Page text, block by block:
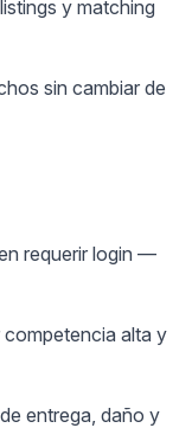
y matching
sin cambiar de
requerir login —
alta y
entrega, daño y